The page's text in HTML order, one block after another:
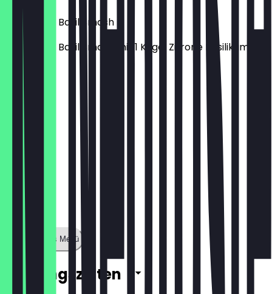
Frozen Gin Basil Smash
Frozen Gin Basil Smash mit 1 Kugel Zitrone Basilikum Eis
7,50 €
Zeige ganzes Menü
Öffnungszeiten